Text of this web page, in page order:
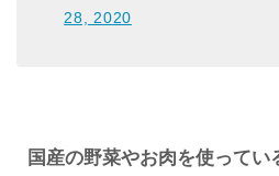
28, 2020
国産の野菜やお肉を使ってい